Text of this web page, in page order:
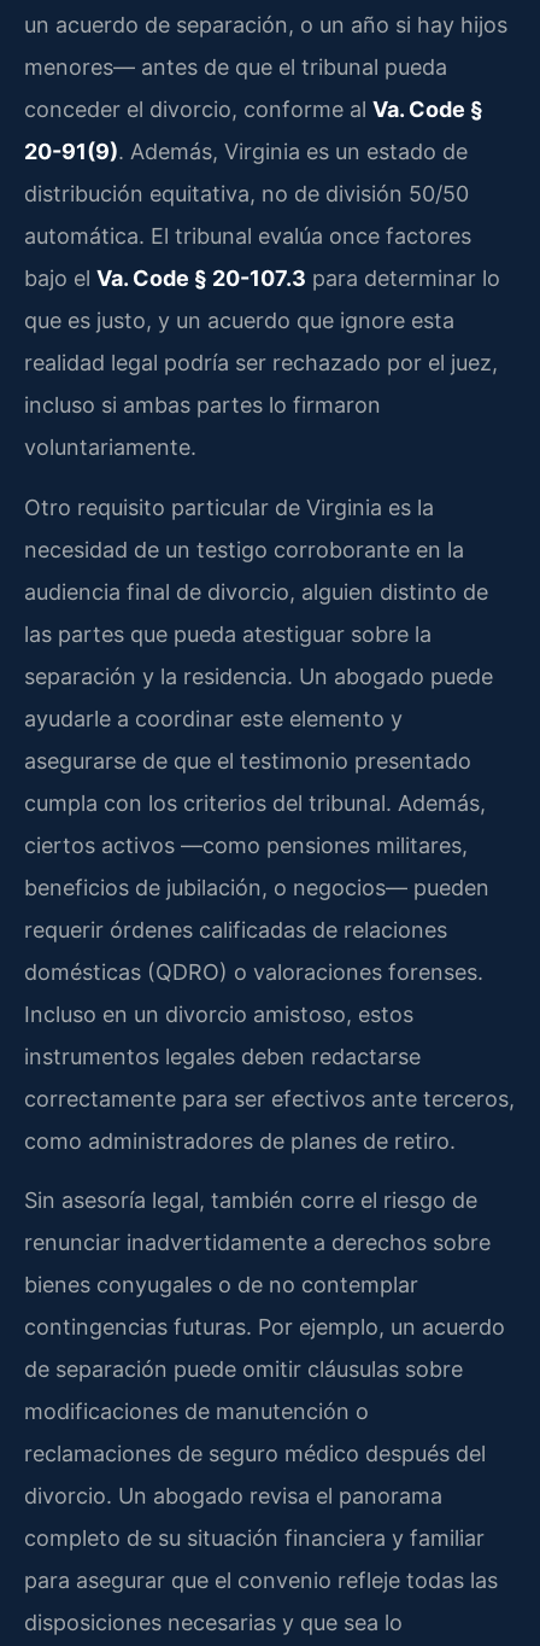
un acuerdo de separación, o un año si hay hijos
menores— antes de que el tribunal pueda
conceder el divorcio, conforme al Va. Code §
20-91(9). Además, Virginia es un estado de
distribución equitativa, no de división 50/50
automática. El tribunal evalúa once factores
bajo el Va. Code § 20-107.3 para determinar lo
que es justo, y un acuerdo que ignore esta
realidad legal podría ser rechazado por el juez,
incluso si ambas partes lo firmaron
voluntariamente.
Otro requisito particular de Virginia es la
necesidad de un testigo corroborante en la
audiencia final de divorcio, alguien distinto de
las partes que pueda atestiguar sobre la
separación y la residencia. Un abogado puede
ayudarle a coordinar este elemento y
asegurarse de que el testimonio presentado
cumpla con los criterios del tribunal. Además,
ciertos activos —como pensiones militares,
beneficios de jubilación, o negocios— pueden
requerir órdenes calificadas de relaciones
domésticas (QDRO) o valoraciones forenses.
Incluso en un divorcio amistoso, estos
instrumentos legales deben redactarse
correctamente para ser efectivos ante terceros,
como administradores de planes de retiro.
Sin asesoría legal, también corre el riesgo de
renunciar inadvertidamente a derechos sobre
bienes conyugales o de no contemplar
contingencias futuras. Por ejemplo, un acuerdo
de separación puede omitir cláusulas sobre
modificaciones de manutención o
reclamaciones de seguro médico después del
divorcio. Un abogado revisa el panorama
completo de su situación financiera y familiar
para asegurar que el convenio refleje todas las
disposiciones necesarias y que sea lo